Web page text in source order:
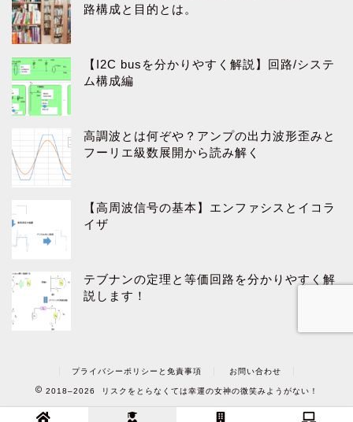
路構成と目的とは。
【I2C busを分かりやすく解説】回路/システ
ム構成編
高調波とは何ぞや？アンプの出力波形歪みと
フーリエ級数展開から読み解く
【高周波信号の基本】エンファシスとイコラ
イザ
テブナンの定理と等価回路を分かりやすく解
説します！
プライバシーポリシーと免責事項 お問い合わせ
2018–2026 リスクをとらなくては幸運の女神の微笑みようがない！